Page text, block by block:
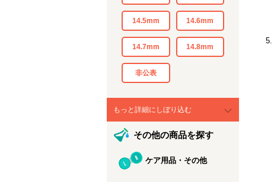
14.5mm 14.6mm
14.7mm 14.8mm
非公表
もっと詳細にしぼり込む
その他の商品を探す
ケア用品・その他